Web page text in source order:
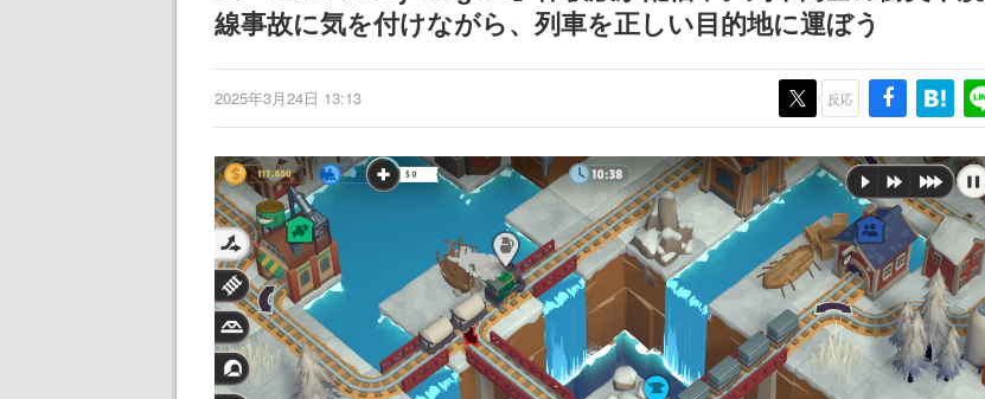
線事故に気を付けながら、列車を正しい目的地に運ぼう
2025年3月24日 13:13 反応